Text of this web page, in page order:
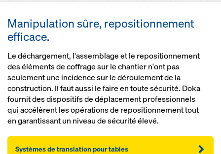
Manipulation sûre, repositionnement
efficace.
Le déchargement, l'assemblage et le repositionnement
des éléments de coffrage sur le chantier n'ont pas
seulement une incidence sur le déroulement de la
construction. Il faut aussi le faire en toute sécurité. Doka
fournit des dispositifs de déplacement professionnels
qui accélèrent les opérations de repositionnement tout
en garantissant un niveau de sécurité élevé.
Systèmes de translation pour tables